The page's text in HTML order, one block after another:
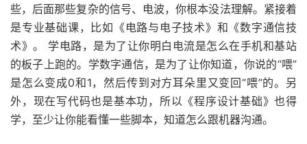
些，后面那些复杂的信号、电波，你根本没法理解。紧接着
是专业基础课，比如《电路与电子技术》和《数字通信技
术》。 学电路，是为了让你明白电流是怎么在手机和基站
的板子上跑的。学数字通信，是为了让你知道，你说的“喂”
是怎么变成0和1，然后传到对方耳朵里又变回“喂”的。另
外，现在写代码也是基本功，所以《程序设计基础》也得
学，至少让你能看懂一些脚本，知道怎么跟机器沟通。